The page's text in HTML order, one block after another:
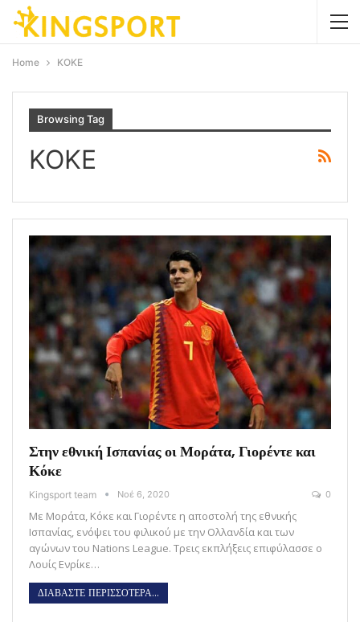
Home ΚΟΚΕ
Browsing Tag
ΚΟΚΕ
Στην εθνική Ισπανίας οι Μοράτα, Γιορέντε και
Κόκε
Kingsport team Νοέ 6, 2020 0
Με Μοράτα, Κόκε και Γιορέντε η αποστολή της εθνικής
Ισπανίας, ενόψει του φιλικού με την Ολλανδία και των
αγώνων του Nations League. Τρεις εκπλήξεις επιφύλασσε ο
Λουίς Ενρίκε…
ΔΙΑΒΑΣΤΕ ΠΕΡΙΣΣΟΤΕΡΑ...